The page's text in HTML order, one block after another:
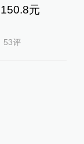
元
53评